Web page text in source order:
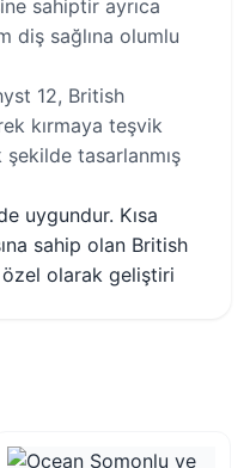
sahiptir ayrıca
diş sağlına olumlu
12, British
kırmaya teşvik
şekilde tasarlanmış
uygundur. Kısa
sahip olan British
olarak geliştiri